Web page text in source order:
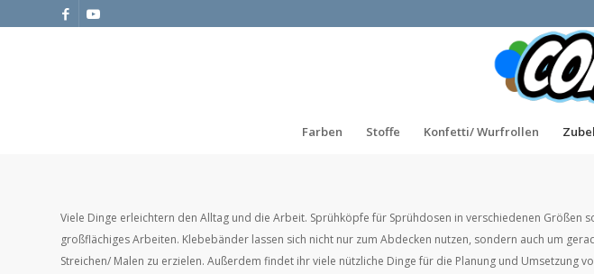
Farben Stoffe Konfetti/ Wurfrollen
Viele Dinge erleichtern den Alltag und die Arbeit. Sprühköpfe für Sprühdosen in verschiedenen Größen
großflächiges Arbeiten. Klebebänder lassen sich nicht nur zum Abdecken nutzen, sondern auch um
Streichen/ Malen zu erzielen. Außerdem findet ihr viele nützliche Dinge für die Planung und Umsetzung